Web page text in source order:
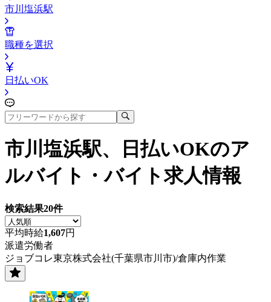
市川塩浜駅
職種を選択
日払いOK
市川塩浜駅、日払いOKのア
ルバイト・バイト求人情報
検索結果20件
平均時給1,607円
派遣労働者
ジョブコレ東京株式会社(千葉県市川市)/倉庫内作業